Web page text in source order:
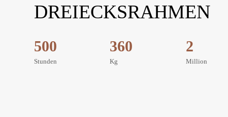
DREIECKSRAHMEN
500
Stunden
360
Kg
2
Million